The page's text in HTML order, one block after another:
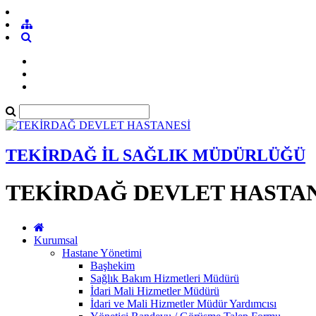
TEKİRDAĞ İL SAĞLIK MÜDÜRLÜĞÜ
TEKİRDAĞ DEVLET
Kurumsal
Hastane Yönetimi
Başhekim
Sağlık Bakım Hizmetleri Müdürü
İdari Mali Hizmetler Müdürü
İdari ve Mali Hizmetler Müdür Yardımcısı